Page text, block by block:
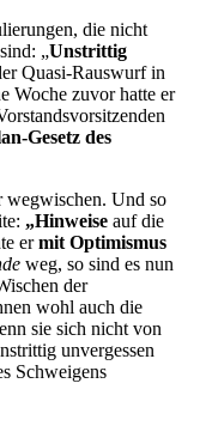
die nicht
„Unstrittig
Quasi-Rauswurf in
Woche zuvor hatte er
Gesetz des
wegwischen. Und so
„Hinweise auf die
ermit Optimismus
weg, so sind es nun
der
wohl auch die
sie sich nicht von
unvergessen
Schweigens